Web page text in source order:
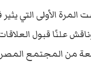
الأولى التي يثير
علنًا قبول
من المجتمع